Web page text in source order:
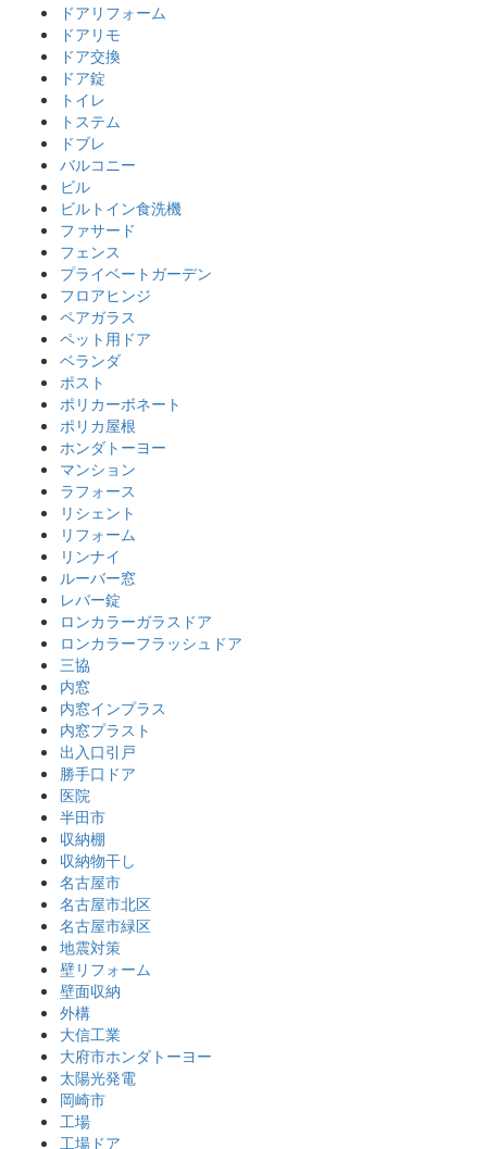
ドアリフォーム
ドアリモ
ドア交換
ドア錠
トイレ
トステム
ドブレ
バルコニー
ビル
ビルトイン食洗機
ファサード
フェンス
プライベートガーデン
フロアヒンジ
ペアガラス
ペット用ドア
ベランダ
ポスト
ポリカーボネート
ポリカ屋根
ホンダトーヨー
マンション
ラフォース
リシェント
リフォーム
リンナイ
ルーバー窓
レバー錠
ロンカラーガラスドア
ロンカラーフラッシュドア
三協
内窓
内窓インプラス
内窓プラスト
出入口引戸
勝手口ドア
医院
半田市
収納棚
収納物干し
名古屋市
名古屋市北区
名古屋市緑区
地震対策
壁リフォーム
壁面収納
外構
大信工業
大府市ホンダトーヨー
太陽光発電
岡崎市
工場
工場ドア